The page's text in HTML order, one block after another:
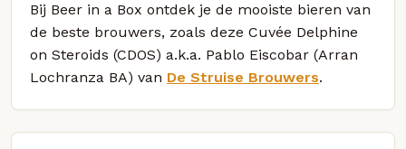
Bij Beer in a Box ontdek je de mooiste bieren van
de beste brouwers, zoals deze Cuvée Delphine
on Steroids (CDOS) a.k.a. Pablo Eiscobar (Arran
Lochranza BA) van De Struise Brouwers.